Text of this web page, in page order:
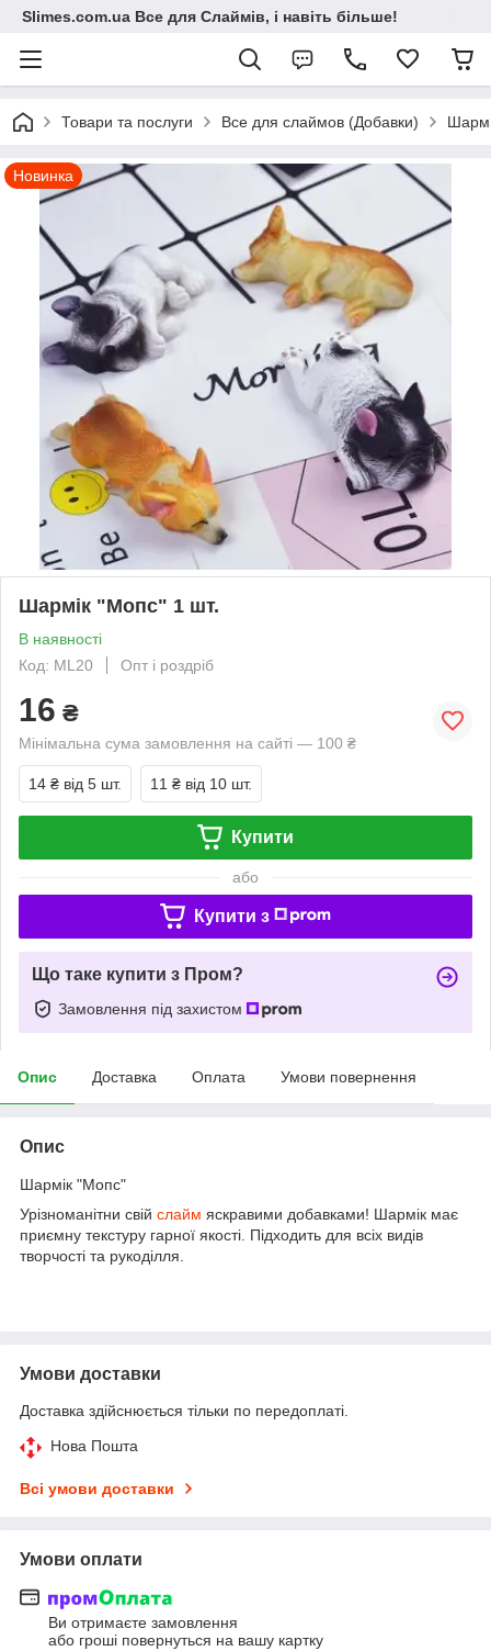
Slimes.com.ua Все для Слаймів, і навіть більше!
Товари та послуги Все для слаймов (Добавки)
Новинка
Шармік "Мопс" 1 шт.
В наявності
Код: ML20
Опт і роздріб
16 ₴
Мінімальна сума замовлення на сайті — 100 ₴
14 ₴ від 5 шт. 11 ₴ від 10 шт.
Купити
або
Купити з
Що таке купити з Пром?
Замовлення під захистом
Опис Доставка Оплата Умови повернення
Опис
Шармік "Мопс"
Урізноманітни свій слайм яскравими добавками! Шармік має
приємну текстуру гарної якості. Підходить для всіх видів
творчості та рукоділля.
Умови доставки
Доставка здійснюється тільки по передоплаті.
Нова Пошта
Всі умови доставки
Умови оплати
Ви отримаєте замовлення
або гроші повернуться на вашу картку